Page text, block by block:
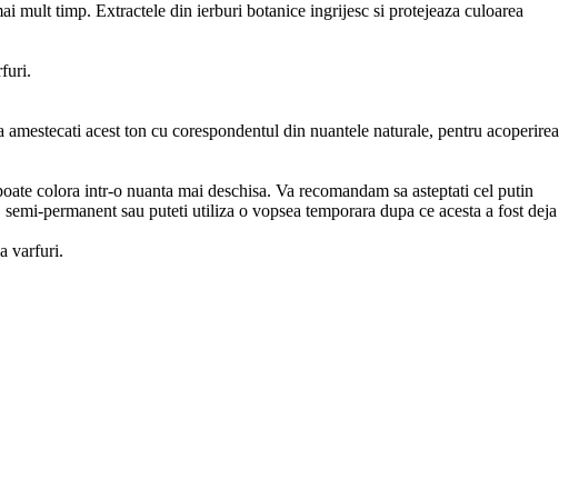
mult timp. Extractele din ierburi botanice ingrijesc si protejeaza culoarea
acest ton cu corespondentul din nuantele naturale, pentru acoperirea
colora intr-o nuanta mai deschisa. Va recomandam sa asteptati cel putin
permanent sau puteti utiliza o vopsea temporara dupa ce acesta a fost deja
varfuri.